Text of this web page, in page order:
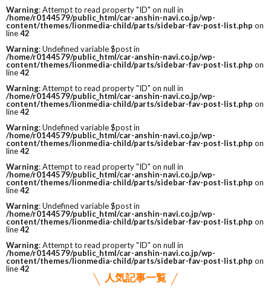
Warning: Attempt to read property "ID" on null in
/home/r0144579/public_html/car-anshin-navi.co.jp/wp-
content/themes/lionmedia-child/parts/sidebar-fav-post-list.php on
line42
Warning: Undefined variable $post in
/home/r0144579/public_html/car-anshin-navi.co.jp/wp-
content/themes/lionmedia-child/parts/sidebar-fav-post-list.php on
line42
Warning: Attempt to read property "ID" on null in
/home/r0144579/public_html/car-anshin-navi.co.jp/wp-
content/themes/lionmedia-child/parts/sidebar-fav-post-list.php on
line42
Warning: Undefined variable $post in
/home/r0144579/public_html/car-anshin-navi.co.jp/wp-
content/themes/lionmedia-child/parts/sidebar-fav-post-list.php on
line42
Warning: Attempt to read property "ID" on null in
/home/r0144579/public_html/car-anshin-navi.co.jp/wp-
content/themes/lionmedia-child/parts/sidebar-fav-post-list.php on
line42
Warning: Undefined variable $post in
/home/r0144579/public_html/car-anshin-navi.co.jp/wp-
content/themes/lionmedia-child/parts/sidebar-fav-post-list.php on
line42
Warning: Attempt to read property "ID" on null in
/home/r0144579/public_html/car-anshin-navi.co.jp/wp-
content/themes/lionmedia-child/parts/sidebar-fav-post-list.php on
line42
人気記事一覧